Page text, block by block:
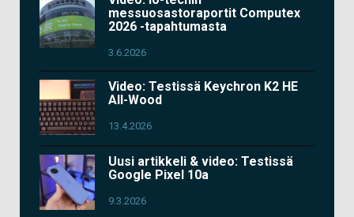
messuosastoraportit Computex
2026 -tapahtumasta
3.6.2026
Video: Testissä Keychron K2 HE
All-Wood
13.4.2026
Uusi artikkeli & video: Testissä
Google Pixel 10a
9.3.2026